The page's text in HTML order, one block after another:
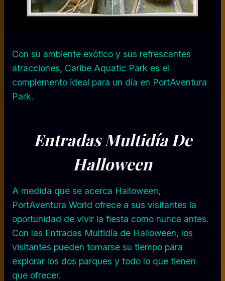
Con su ambiente exótico y sus refrescantes
atracciones, Caribe Aquatic Park es el
complemento ideal para un día en PortAventura
Park.
Entradas Multidía De
Halloween
A medida que se acerca Halloween,
PortAventura World ofrece a sus visitantes la
oportunidad de vivir la fiesta como nunca antes.
Con las Entradas Multidía de Halloween, los
visitantes pueden tomarse su tiempo para
explorar los dos parques y todo lo que tienen
que ofrecer.